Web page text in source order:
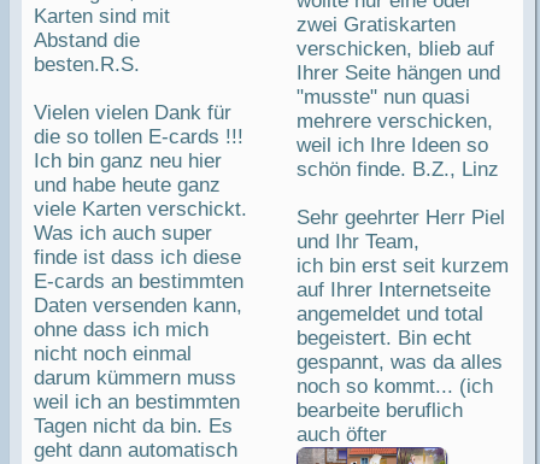
Karten sind mit
Abstand die
besten.R.S.
Vielen vielen Dank für
die so tollen E-cards !!!
Ich bin ganz neu hier
und habe heute ganz
viele Karten verschickt.
Was ich auch super
finde ist dass ich diese
E-cards an bestimmten
Daten versenden kann,
ohne dass ich mich
nicht noch einmal
darum kümmern muss
weil ich an bestimmten
Tagen nicht da bin. Es
geht dann automatisch
zwei Gratiskarten
verschicken, blieb auf
Ihrer Seite hängen und
"musste" nun quasi
mehrere verschicken,
weil ich Ihre Ideen so
schön finde. B.Z., Linz
Sehr geehrter Herr Piel
und Ihr Team,
ich bin erst seit kurzem
auf Ihrer Internetseite
angemeldet und total
begeistert. Bin echt
gespannt, was da alles
noch so kommt... (ich
bearbeite beruflich
auch öfter